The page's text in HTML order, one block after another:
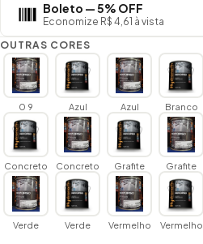
Boleto — 5% OFF
Economize R$ 4,61 à vista
OUTRAS CORES
0 9 Azul Azul Branco
Concreto Concreto Grafite Grafite
Verde Verde Vermelho Vermelho